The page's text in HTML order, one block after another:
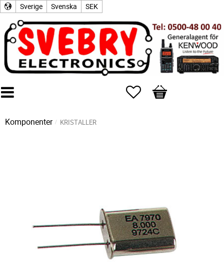
Sverige Svenska SEK
Favoriter
Kundvagn
Komponenter KRISTALLER